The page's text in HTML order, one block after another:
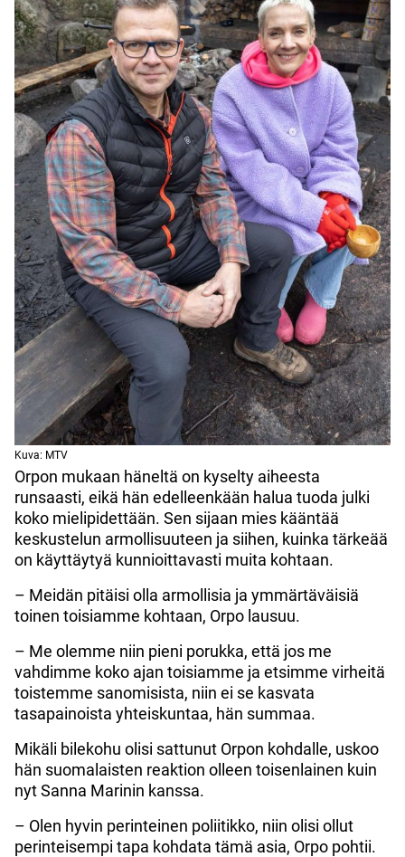
Kuva: MTV
Orpon mukaan häneltä on kyselty aiheesta
runsaasti, eikä hän edelleenkään halua tuoda julki
koko mielipidettään. Sen sijaan mies kääntää
keskustelun armollisuuteen ja siihen, kuinka tärkeää
on käyttäytyä kunnioittavasti muita kohtaan.
– Meidän pitäisi olla armollisia ja ymmärtäväisiä
toinen toisiamme kohtaan, Orpo lausuu.
– Me olemme niin pieni porukka, että jos me
vahdimme koko ajan toisiamme ja etsimme virheitä
toistemme sanomisista, niin ei se kasvata
tasapainoista yhteiskuntaa, hän summaa.
Mikäli bilekohu olisi sattunut Orpon kohdalle, uskoo
hän suomalaisten reaktion olleen toisenlainen kuin
nyt Sanna Marinin kanssa.
– Olen hyvin perinteinen poliitikko, niin olisi ollut
perinteisempi tapa kohdata tämä asia, Orpo pohtii.